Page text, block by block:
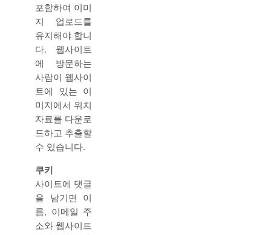
포함하여 이미
지 업로드를
유지해야 합니
다. 웹사이트
에 방문하는
사람이 웹사이
트에 있는 이
미지에서 위치
자료를 다운로
드하고 추출할
수 있습니다.
쿠키
사이트에 댓글
을 남기면 이
름, 이메일 주
소와 웹사이트